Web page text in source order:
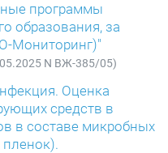
программы
образования, за
Мониторинг)"
N ВЖ-385/05)
Оценка
средств в
в составе микробных
пленок).